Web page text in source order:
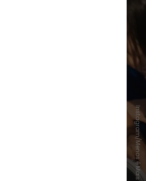
Instagram/Menos é Mais